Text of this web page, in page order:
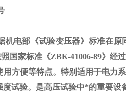
机电部《试验变压器》标准在
国家标准《ZBK-41006-89》经
方便等特点。特别适用于电力
试验。是高压试验中*的重要设